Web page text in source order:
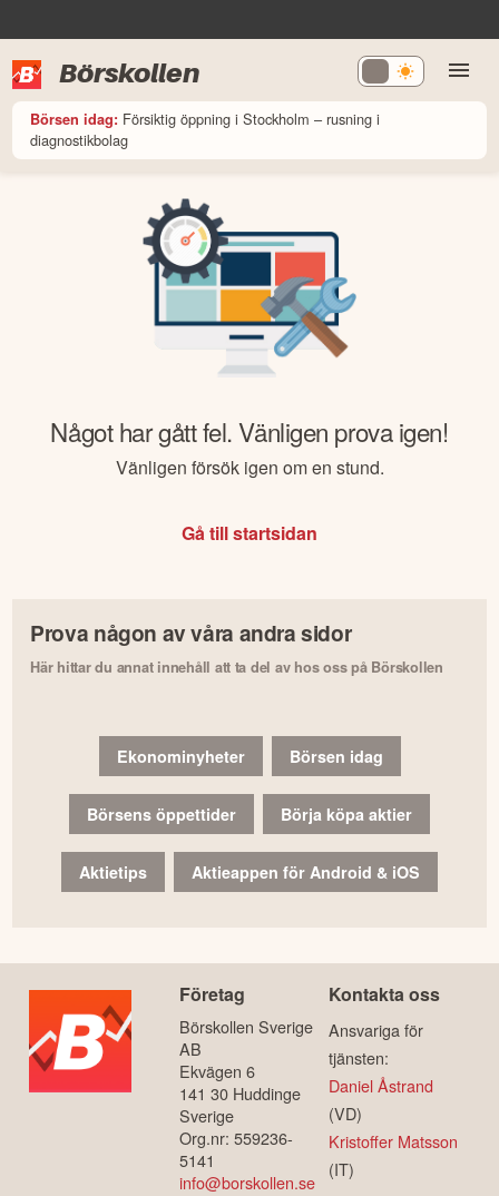
Börskollen
Börsen idag: Försiktig öppning i Stockholm – rusning i
diagnostikbolag
Något har gått fel. Vänligen prova igen!
Vänligen försök igen om en stund.
Gå till startsidan
Prova någon av våra andra sidor
Här hittar du annat innehåll att ta del av hos oss på Börskollen
Ekonominyheter Börsen idag
Börsens öppettider Börja köpa aktier
Aktietips Aktieappen för Android & iOS
Företag
Börskollen Sverige
AB
Ekvägen 6
141 30 Huddinge
Sverige
Org.nr: 559236-
5141
info@borskollen.se
Kontakta oss
Ansvariga för
tjänsten:
Daniel Åstrand
(VD)
Kristoffer Matsson
(IT)